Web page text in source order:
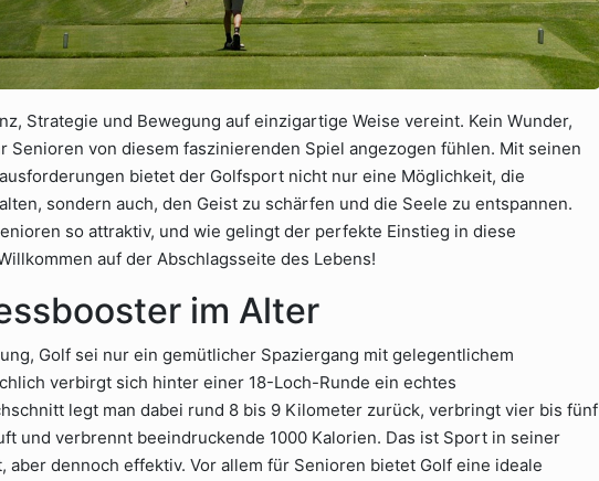
Strategie und Bewegung auf einzigartige Weise vereint. Kein Wunder,
Senioren von diesem faszinierenden Spiel angezogen fühlen. Mit seinen
bietet der Golfsport nicht nur eine Möglichkeit, die
sondern auch, den Geist zu schärfen und die Seele zu entspannen.
so attraktiv, und wie gelingt der perfekte Einstieg in diese
auf der Abschlagsseite des Lebens!
im Alter
Golf sei nur ein gemütlicher Spaziergang mit gelegentlichem
verbirgt sich hinter einer 18-Loch-Runde ein echtes
legt man dabei rund 8 bis 9 Kilometer zurück, verbringt vier bis fünf
und verbrennt beeindruckende 1000 Kalorien. Das ist Sport in seiner
aber dennoch effektiv. Vor allem für Senioren bietet Golf eine ideale